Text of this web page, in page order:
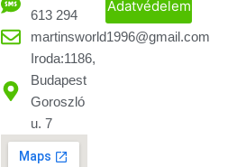
613 294
martinsworld1996@gmail.com
Iroda:1186,
Budapest
Goroszló
u. 7
k
s
s
Adatvédelem